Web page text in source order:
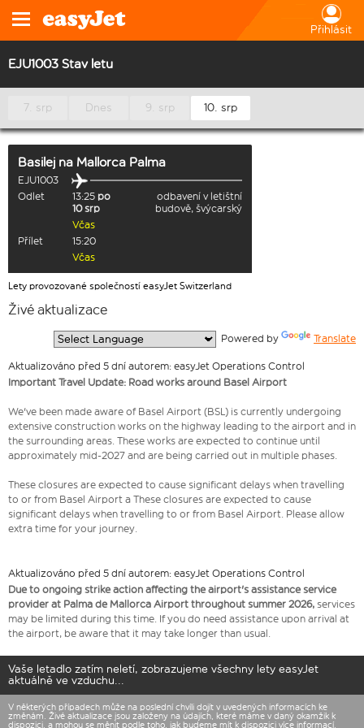
Přihlásit
EJU1003 Stav letu
7. srp Dnes 9. srp 10. srp
Basilej na Mallorca Palma
EJU1003
Odlet
13:25 po
10 srp
odbavení v letištní
budově, švýcarský
Včas
Přílet
15:20
Včas
Lety provozované společností easyJet Switzerland
Živé aktualizace
Powered by Translate
Aktualizováno před 5 dní autorem: easyJet Operations Control
Important Travel Update: Road works around Basel Airport
We've been made aware of Basel Airport (BSL) is currently undergoing
extensive construction works on the highway leading to the airport and in
the surrounding areas. These works are expected to continue until
approximately mid-2027 and are being carried out in multiple phases.
These closures are expected to cause significant delays when travelling
to or from Basel Airport a These closures are expected to cause
significant delays when travelling to or from Basel Airport. Please allow
extra time for your journey.
Aktualizováno před 5 dní autorem: easyJet Operations Control
Due to ongoing strike action affecting the airport's assistance service
provider at Palma de Mallorca Airport throughout summer 2026, services
may be limited during this time. If you do need assistance upon arrival at
the airport, be aware that it may take longer than usual.
Vaše letadlo zatím neletí, zobrazujeme všechny lety easyJet
aktuálně ve vzduchu...
V některých případech může na poslední chvíli dojít v uvedených informacích ke
změnám. Živé aktualizace jsou založeny na údajích, které máme v daný okamžik k
dispozici, a mohou se měnit podle toho, jak budeme mít k dispozici více informací.